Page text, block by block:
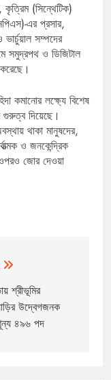
কৃত্রিম (সিন্থেটিক)
এর প্রসার,
সম্পদের
সমুদ্রপথ ও ডিজিটাল
কমানোর লক্ষ্যে বিশেষ
দিয়েছে।
থাকা মানুষদের,
ও জনকেন্দ্রিক
জোর দেওয়া
শ্রীভূমির
উদ্বেগজনক
৪৯৬ পদ